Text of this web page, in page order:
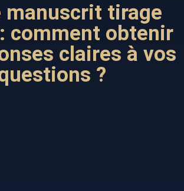
manuscrit tirage
comment obtenir
claires à vos
?